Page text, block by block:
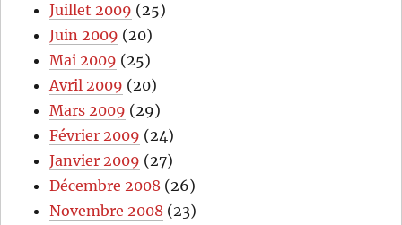
Juillet 2009 (25)
Juin 2009 (20)
Mai 2009 (25)
Avril 2009 (20)
Mars 2009 (29)
Février 2009 (24)
Janvier 2009 (27)
Décembre 2008 (26)
Novembre 2008 (23)